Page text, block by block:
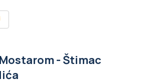
- Štimac